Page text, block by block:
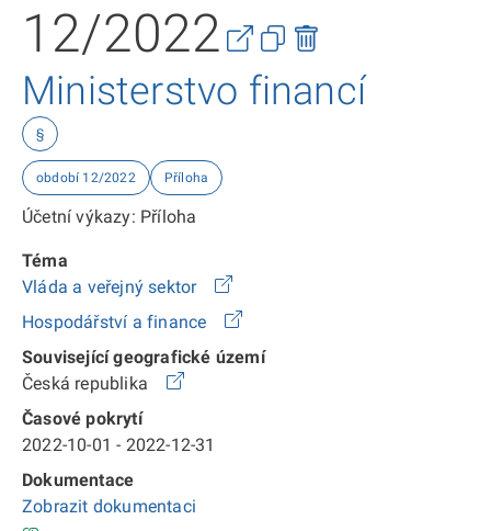
12/2022
Ministerstvo financí
§
období 12/2022 Příloha
Účetní výkazy: Příloha
Téma
Vláda a veřejný sektor
Hospodářství a finance
Související geografické území
Česká republika
Časové pokrytí
2022-10-01 - 2022-12-31
Dokumentace
Zobrazit dokumentaci